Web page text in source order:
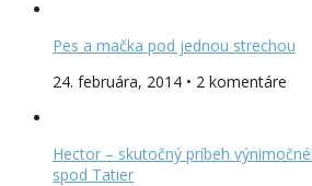
Pes a mačka pod jednou strechou
24. februára, 2014 • 2 komentáre
Hector – skutočný príbeh
spod Tatier